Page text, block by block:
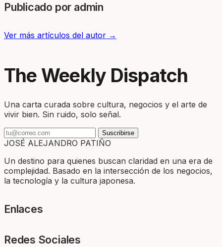
Publicado por admin
Ver más artículos del autor →
The Weekly Dispatch
Una carta curada sobre cultura, negocios y el arte de
vivir bien. Sin ruido, solo señal.
Suscribirse
JOSÉ ALEJANDRO PATIÑO
Un destino para quienes buscan claridad en una era de
complejidad. Basado en la intersección de los negocios,
la tecnología y la cultura japonesa.
Enlaces
Redes Sociales